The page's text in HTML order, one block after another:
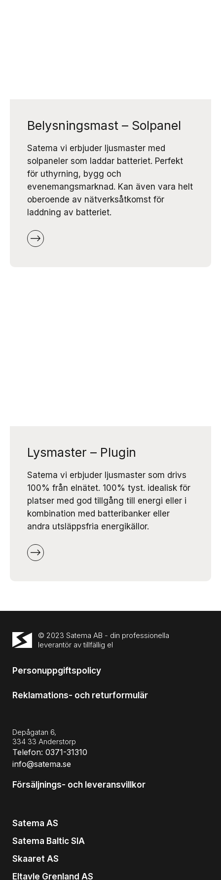
Belysningsmast – Solpanel
Satema vi erbjuder ljusmaster med
solpaneler som laddar batteriet. Perfekt
för uthyrning, bygg och
evenemangsmarknad. Kan även vara helt
oberoende av nätverksåtkomst för
laddning av batteriet.
Lysmaster – Plugin
Satema vi erbjuder ljusmaster som drivs
100% från elnätet. 100% tyst. idealisk för
platser med god tillgång till energi eller i
kombination med batteribanker eller
andra utsläppsfria energikällor.
© 2023 Satema AB - din professionella
leverantör av tillfällig el
Personuppgiftspolicy
Reklamations- och returformulär
Depågatan 6,
334 33 Anderstorp
Telefon: 0371-31310
info@satema.se
Försäljnings- och leveransvillkor
Satema AS
Satema Baltic SIA
Skaaret AS
Eltavle Grenland AS